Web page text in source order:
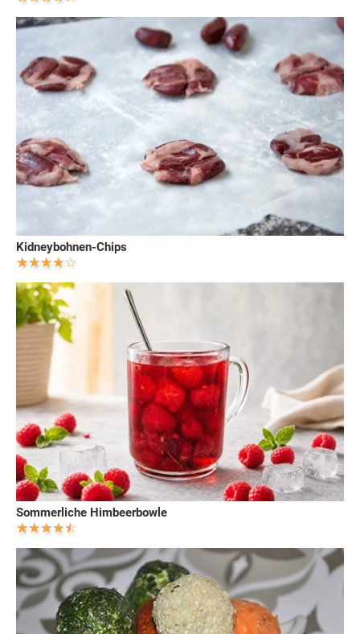
Kidneybohnen-Chips
Sommerliche Himbeerbowle